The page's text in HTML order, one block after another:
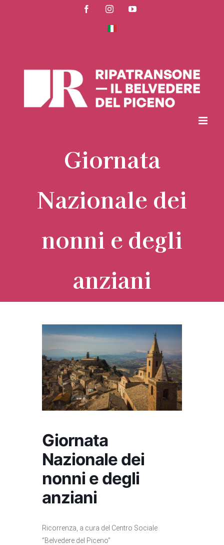
FacebookInstagramYouTube
Giornata
Nazionale dei
nonni e degli
anziani
Giornata
Nazionale dei
nonni e degli
anziani
Ricorrenza, a cura del Centro Sociale
“Belvedere del Piceno”